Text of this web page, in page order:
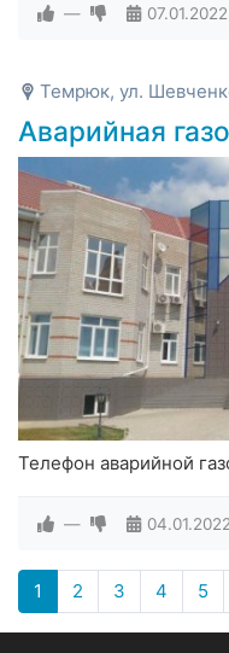
— 07.01.2022
Темрюк, ул.
Аварийная
Телефон аварийной
— 04.01.2022
1 2 3 4 5